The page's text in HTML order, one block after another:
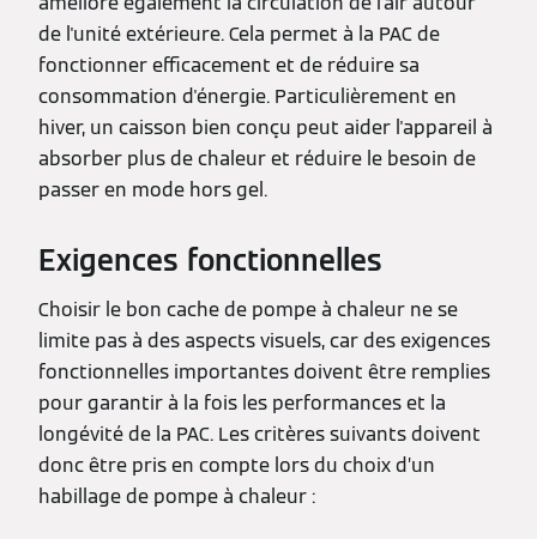
de l'unité extérieure. Cela permet à la PAC de
fonctionner efficacement et de réduire sa
consommation d'énergie. Particulièrement en
hiver, un caisson bien conçu peut aider l'appareil à
absorber plus de chaleur et réduire le besoin de
passer en mode hors gel.
Exigences fonctionnelles
Choisir le bon cache de pompe à chaleur ne se
limite pas à des aspects visuels, car des exigences
fonctionnelles importantes doivent être remplies
pour garantir à la fois les performances et la
longévité de la PAC. Les critères suivants doivent
donc être pris en compte lors du choix d’un
habillage de pompe à chaleur :